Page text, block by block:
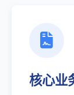
核心业